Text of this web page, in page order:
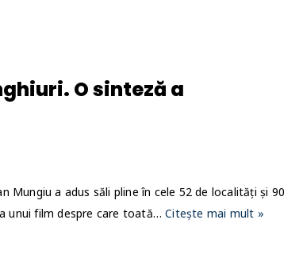
O sinteză a
Mungiu a adus săli pline în cele 52 de localități și 90
unui film despre care toată…Citește mai mult »